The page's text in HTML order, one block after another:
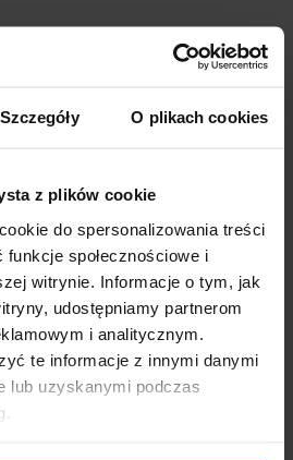
Szczegóły O plikach cookies
z plików cookie
do spersonalizowania treści
społecznościowe i
witrynie. Informacje o tym, jak
udostępniamy partnerom
i analitycznym.
te informacje z innymi danymi
lub uzyskanymi podczas